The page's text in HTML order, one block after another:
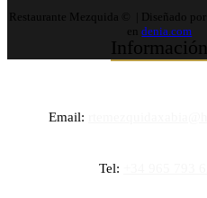
Información
Email:
Tel:
Restaurante Mezquida © | Diseñado por
endenia.com